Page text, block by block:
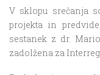
V sklopu srečanja
projekta in
sestanek z dr.
zadolžena za